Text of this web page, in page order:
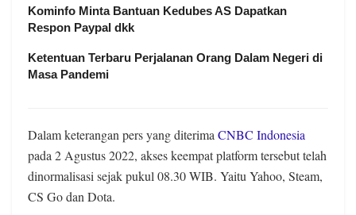
Kominfo Minta Bantuan Kedubes AS Dapatkan
Respon Paypal dkk
Ketentuan Terbaru Perjalanan Orang Dalam Negeri di
Masa Pandemi
Dalam keterangan pers yang diterimaCNBC Indonesia
pada 2 Agustus 2022, akses keempat platform tersebut telah
dinormalisasi sejak pukul 08.30 WIB. Yaitu Yahoo, Steam,
CS Go dan Dota.